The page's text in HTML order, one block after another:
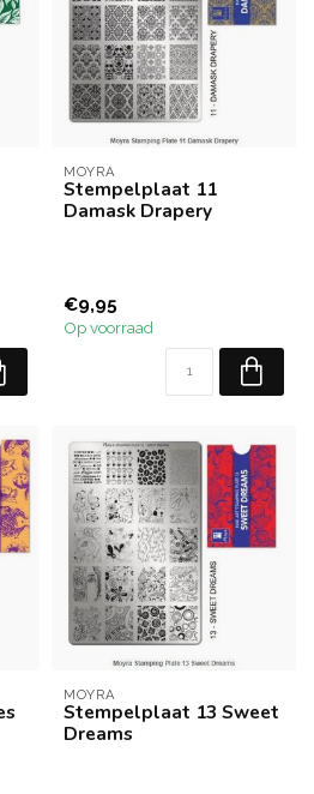
MOYRA
Stempelplaat 11
Damask Drapery
€9,95
Op voorraad
MOYRA
Stempelplaat 13 Sweet
Dreams